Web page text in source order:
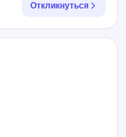
Откликнуться